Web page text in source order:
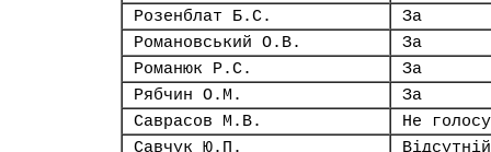
Розенблат Б.С.
За
Романовський О.В.
За
Романюк Р.С.
За
Рябчин О.М.
За
Саврасов М.В.
Не
Савчук Ю.П.
Відсутній